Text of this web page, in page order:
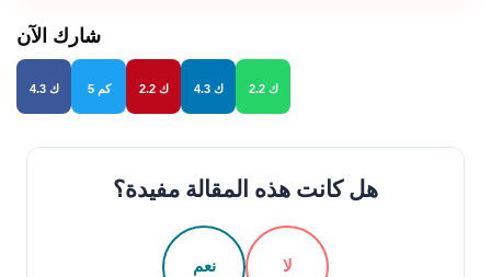
شارك الآن
4.3 ك 5 كم 2.2 ك 4.3 ك 2.2 ك
هل كانت هذه المقالة مفيدة؟
نعم لا